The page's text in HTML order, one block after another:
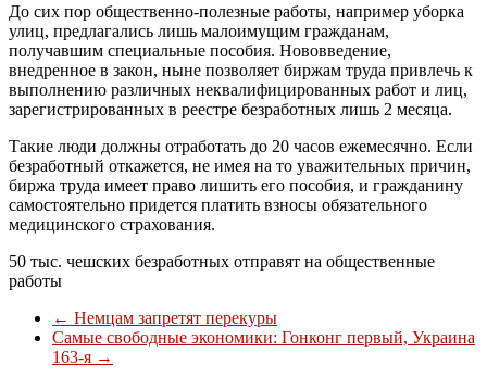
До сих пор общественно-полезные работы, например уборка
улиц, предлагались лишь малоимущим гражданам,
получавшим специальные пособия. Нововведение,
внедренное в закон, ныне позволяет биржам труда привлечь к
выполнению различных неквалифицированных работ и лиц,
зарегистрированных в реестре безработных лишь 2 месяца.
Такие люди должны отработать до 20 часов ежемесячно. Если
безработный откажется, не имея на то уважительных причин,
биржа труда имеет право лишить его пособия, и гражданину
самостоятельно придется платить взносы обязательного
медицинского страхования.
50 тыс. чешских безработных отправят на общественные
работы
← Немцам запретят перекуры
Самые свободные экономики: Гонконг первый, Украина
163-я →